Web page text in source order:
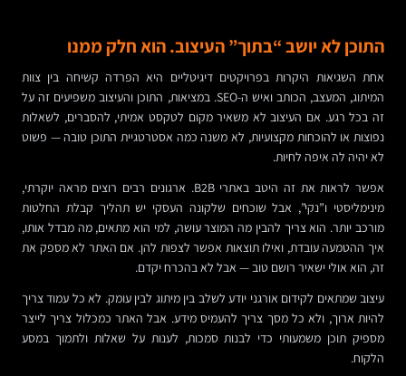
התוכן לא יושב “בתוך” העיצוב. הוא חלק ממנו
אחת השגיאות היקרות בפרויקטים דיגיטליים היא הפרדה קשיחה בין צוות
המיתוג, המעצב, הכותב ואיש ה-SEO. במציאות, התוכן והעיצוב משפיעים זה על
זה בכל רגע. אם העיצוב לא משאיר מקום לטקסט אמיתי, להסברים, לשאלות
נפוצות או להוכחות מקצועיות, לא משנה כמה אסטרטגיית התוכן טובה — פשוט
לא יהיה לה איפה לחיות.
אפשר לראות את זה היטב באתרי B2B. ארגונים רבים רוצים מראה יוקרתי,
מינימליסטי ו”נקי”, אבל שוכחים שלקונה העסקי יש תהליך קבלת החלטות
מורכב יותר. הוא צריך להבין מה המוצר עושה, למי הוא מתאים, מה מבדל אותו,
איך ההטמעה עובדת, ואילו תוצאות אפשר לצפות להן. אם האתר לא מספק את
זה, הוא אולי ישאיר רושם טוב — אבל לא בהכרח יקדם.
עיצוב שמתאים לקידום אורגני יודע לשלב בין מיתוג לבין עומק. לא כל עמוד צריך
להיות ארוך, ולא כל מסך צריך להעמיס מידע. אבל האתר כמכלול צריך לייצר
מספיק תוכן משמעותי כדי לבנות סמכות, לענות על שאלות ולתמוך במסע
הלקוח.